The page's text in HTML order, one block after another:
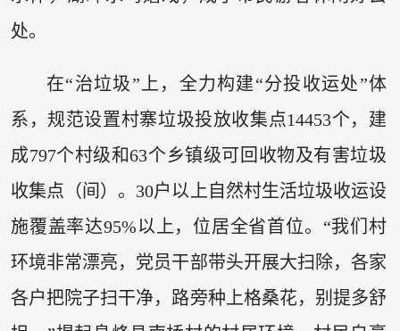
处。
在“治垃圾”上，全力构建“分投收运处”体
系，规范设置村寨垃圾投放收集点14453个，建
成797个村级和63个乡镇级可回收物及有害垃圾
收集点（间）。30户以上自然村生活垃圾收运设
施覆盖率达95%以上，位居全省首位。“我们村
环境非常漂亮，党员干部带头开展大扫除，各家
各户把院子扫干净，路旁种上格桑花，别提多舒